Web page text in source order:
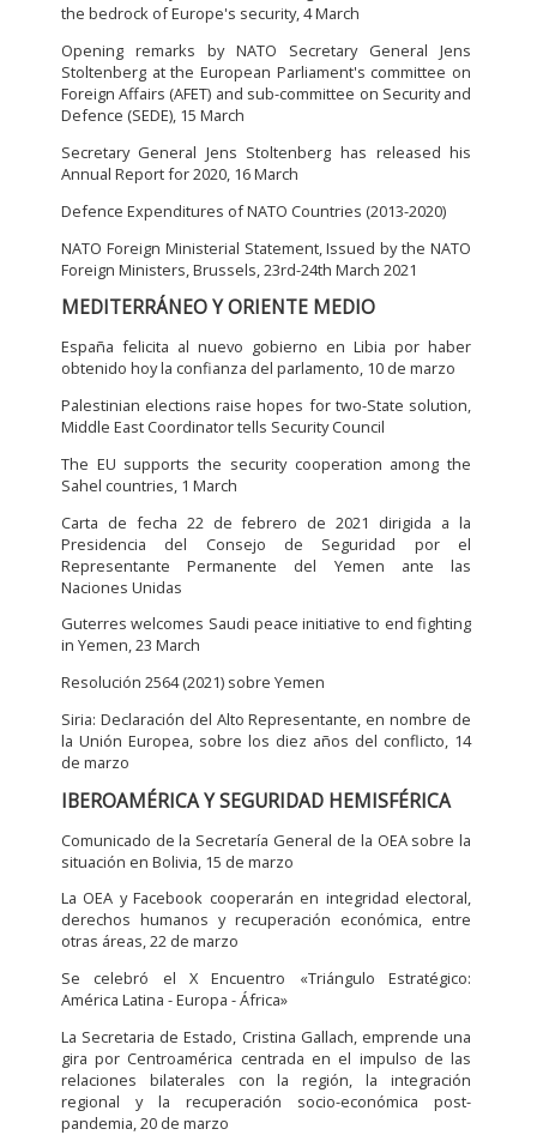
the bedrock of Europe's security, 4 March
Opening remarks by NATO Secretary General Jens
Stoltenberg at the European Parliament's committee on
Foreign Affairs (AFET) and sub-committee on Security and
Defence (SEDE), 15 March
Secretary General Jens Stoltenberg has released his
Annual Report for 2020, 16 March
Defence Expenditures of NATO Countries (2013-2020)
NATO Foreign Ministerial Statement, Issued by the NATO
Foreign Ministers, Brussels, 23rd-24th March 2021
MEDITERRÁNEO Y ORIENTE MEDIO
España felicita al nuevo gobierno en Libia por haber
obtenido hoy la confianza del parlamento, 10 de marzo
Palestinian elections raise hopes for two-State solution,
Middle East Coordinator tells Security Council
The EU supports the security cooperation among the
Sahel countries, 1 March
Carta de fecha 22 de febrero de 2021 dirigida a la
Presidencia del Consejo de Seguridad por el
Representante Permanente del Yemen ante las
Naciones Unidas
Guterres welcomes Saudi peace initiative to end fighting
in Yemen, 23 March
Resolución 2564 (2021) sobre Yemen
Siria: Declaración del Alto Representante, en nombre de
la Unión Europea, sobre los diez años del conflicto, 14
de marzo
IBEROAMÉRICA Y SEGURIDAD HEMISFÉRICA
Comunicado de la Secretarí­a General de la OEA sobre la
situación en Bolivia, 15 de marzo
La OEA y Facebook cooperarán en integridad electoral,
derechos humanos y recuperación económica, entre
otras áreas, 22 de marzo
Se celebró el X Encuentro «Triángulo Estratégico:
América Latina - Europa - África»
La Secretaria de Estado, Cristina Gallach, emprende una
gira por Centroamérica centrada en el impulso de las
relaciones bilaterales con la región, la integración
regional y la recuperación socio-económica post-
pandemia, 20 de marzo